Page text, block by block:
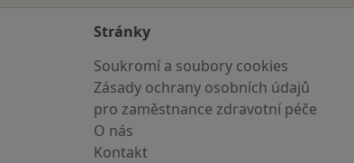
Stránky
Soukromí a soubory cookies
Zásady ochrany osobních údajů
pro zaměstnance zdravotní péče
O nás
Kontakt